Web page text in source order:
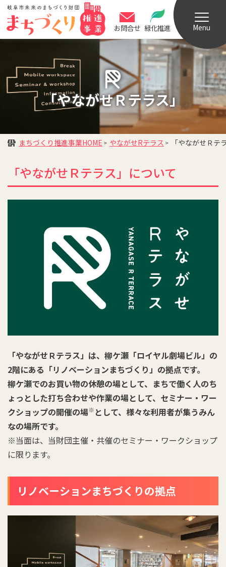
お問合せ 緑化推進 Menu
「やながせＲテラス」
まちづくり推進事業HOME やながせRテラス 「やながせＲテ
「やながせＲテラス」について
「やながせＲテラス」は、柳ケ瀬「ロイヤル劇場ビル」の
2階にある「リノベーションまちづくり」の拠点です。
柳ケ瀬でのお買い物の休憩の場として、まちで働く人のち
ょっとした打ち合わせや作業の場として、セミナー・ワー
クショップの開催の場※ として、様々な利用者が集うみん
なの場所です。
※当面は、当財団主催・共催のセミナー・ワークショップ
に限ります。
リノベーションまちづくりの拠点